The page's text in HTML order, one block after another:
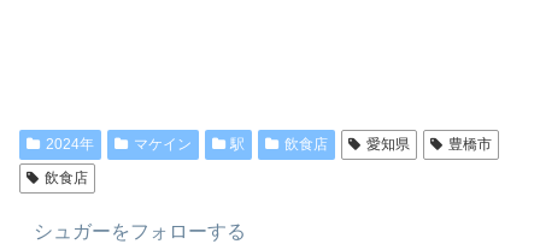
2024年 マケイン 駅 飲食店 愛知県
豊橋市
飲食店
シュガーをフォローする